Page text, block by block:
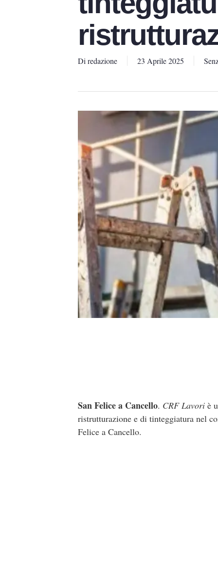
Di redazione 23 Aprile 2025
San Felice a Cancello. CRF Lavori è
ristrutturazione e di tinteggiatura nel
Felice a Cancello.